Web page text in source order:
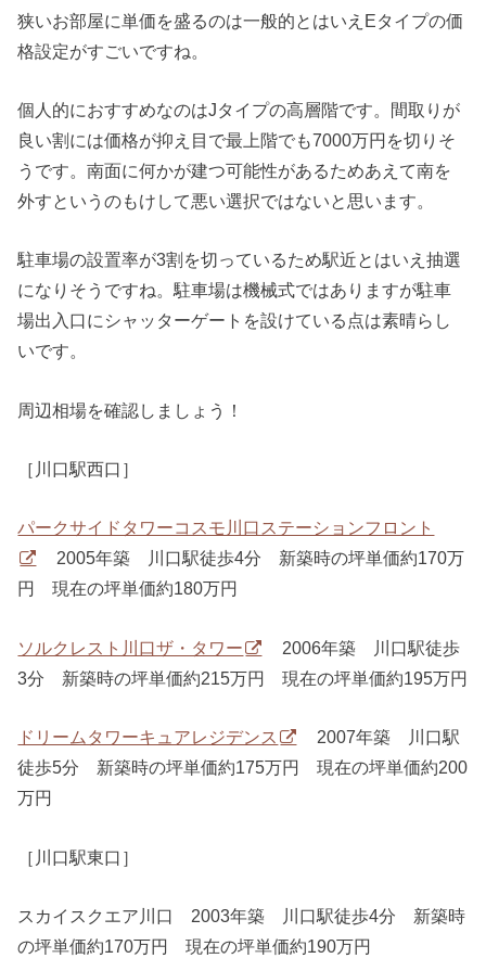
狭いお部屋に単価を盛るのは一般的とはいえEタイプの価
格設定がすごいですね。
個人的におすすめなのはJタイプの高層階です。間取りが
良い割には価格が抑え目で最上階でも7000万円を切りそ
うです。南面に何かが建つ可能性があるためあえて南を
外すというのもけして悪い選択ではないと思います。
駐車場の設置率が3割を切っているため駅近とはいえ抽選
になりそうですね。駐車場は機械式ではありますが駐車
場出入口にシャッターゲートを設けている点は素晴らし
いです。
周辺相場を確認しましょう！
［川口駅西口］
パークサイドタワーコスモ川口ステーションフロント
2005年築 川口駅徒歩4分 新築時の坪単価約170万
円 現在の坪単価約180万円
ソルクレスト川口ザ・タワー
2006年築 川口駅徒歩
3分 新築時の坪単価約215万円 現在の坪単価約195万円
ドリームタワーキュアレジデンス
2007年築 川口駅
徒歩5分 新築時の坪単価約175万円 現在の坪単価約200
万円
［川口駅東口］
スカイスクエア川口 2003年築 川口駅徒歩4分 新築時
の坪単価約170万円 現在の坪単価約190万円